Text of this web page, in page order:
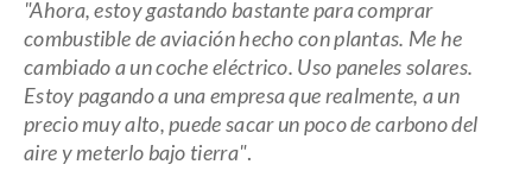
"Ahora, estoy gastando bastante para comprar
combustible de aviación hecho con plantas. Me he
cambiado a un coche eléctrico. Uso paneles solares.
Estoy pagando a una empresa que realmente, a un
precio muy alto, puede sacar un poco de carbono del
aire y meterlo bajo tierra".